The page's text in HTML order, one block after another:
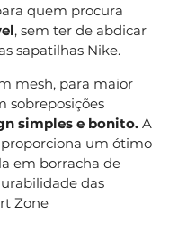
quem procura
, sem ter de abdicar
sapatilhas Nike.
mesh, para maior
sobreposições
simples e bonito. A
um ótimo
em borracha de
das
Zone